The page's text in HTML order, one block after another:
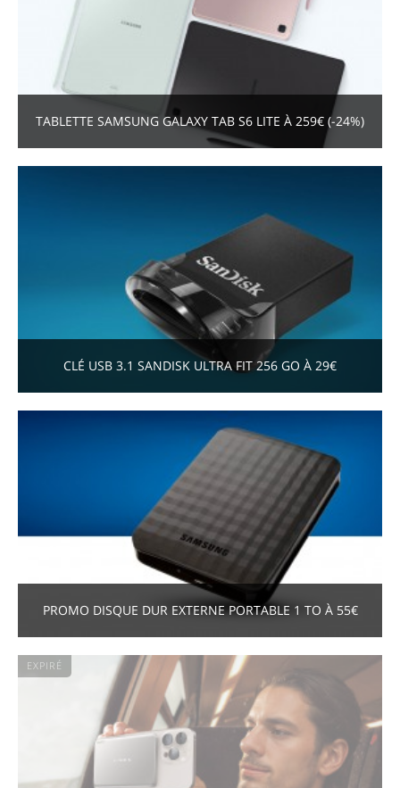
TABLETTE SAMSUNG GALAXY TAB S6 LITE À 259€ (-24%)
CLÉ USB 3.1 SANDISK ULTRA FIT 256 GO À 29€
PROMO DISQUE DUR EXTERNE PORTABLE 1 TO À 55€
EXPIRÉ